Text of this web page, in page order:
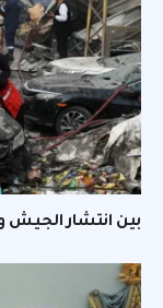
بين انتشار الجيش